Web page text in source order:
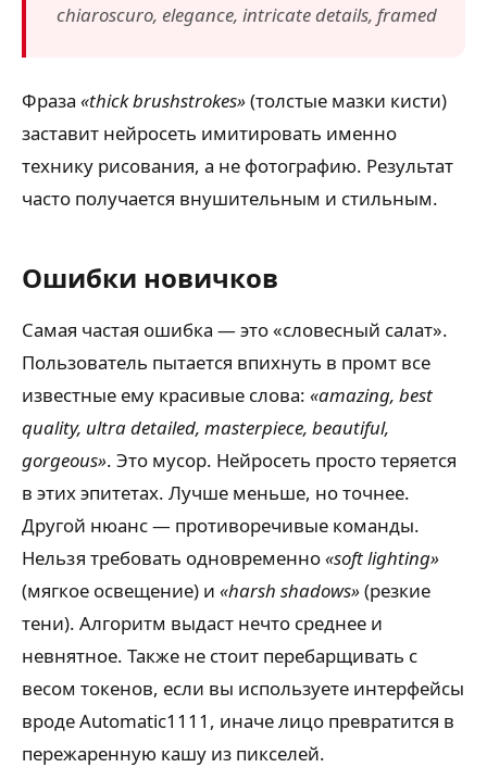
chiaroscuro, elegance, intricate details, framed
Фраза «thick brushstrokes»(толстые мазки кисти)
заставит нейросеть имитировать именно
технику рисования, а не фотографию. Результат
часто получается внушительным и стильным.
Ошибки новичков
Самая частая ошибка — это «словесный салат».
Пользователь пытается впихнуть в промт все
известные ему красивые слова: «amazing, best
quality, ultra detailed, masterpiece, beautiful,
gorgeous». Это мусор. Нейросеть просто теряется
в этих эпитетах. Лучше меньше, но точнее.
Другой нюанс — противоречивые команды.
Нельзя требовать одновременно«soft lighting»
(мягкое освещение) и «harsh shadows»(резкие
тени). Алгоритм выдаст нечто среднее и
невнятное. Также не стоит перебарщивать с
весом токенов, если вы используете интерфейсы
вроде Automatic1111, иначе лицо превратится в
пережаренную кашу из пикселей.